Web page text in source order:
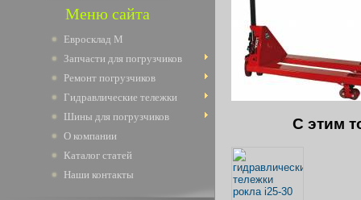
Меню сайта
Евросклад М
Запчасти для погрузчиков
Ремонт погрузчиков
Гидравлические тележки
Шины для погрузчиков
О компании
Каталог статей
Наши контакты
C этим